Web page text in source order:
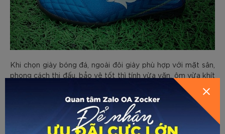
Khi chọn giày bóng đá, ngoài đôi giày phù hợp với mặt sân,
phong cách thi đấu, bảo vệ tốt thì tính vừa vặn, ôm vừa khít
chân là rất quan trọng. Giày chật sẽ gây bó tức, ảnh hưởng
tới mũi chân cũng như khả năng di chuyển, sút bóng, giày
rộng thì dễ bị nhấc chân.
Và nếu bạn vừa chơi bóng vừa phải lo lắng về cảm giác